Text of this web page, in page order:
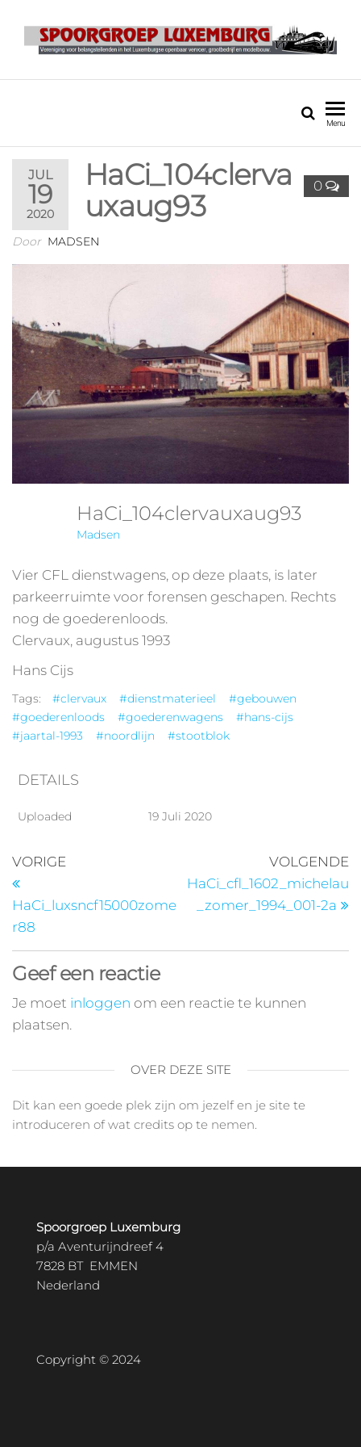
Menu
JUL
19
2020
0
HaCi_104clerva
uxaug93
Door MADSEN
HaCi_104clervauxaug93
Madsen
Vier CFL dienstwagens, op deze plaats, is later
parkeerruimte voor forensen geschapen. Rechts
nog de goederenloods.
Clervaux, augustus 1993
Hans Cijs
Tags: #clervaux #dienstmaterieel
#gebouwen
#goederenloods
#goederenwagens
#hans-cijs
#jaartal-1993
#noordlijn #stootblok
DETAILS
Uploaded 19 Juli 2020
VORIGE
HaCi_luxsncf15000zome
r88
VOLGENDE
HaCi_cfl_1602_michelau
_zomer_1994_001-2a
Geef een reactie
Je moet inloggen om een reactie te kunnen
plaatsen.
OVER DEZE SITE
Dit kan een goede plek zijn om jezelf en je site te
introduceren of wat credits op te nemen.
Spoorgroep Luxemburg
p/a Aventurijndreef 4
7828 BT EMMEN
Nederland
Copyright © 2024